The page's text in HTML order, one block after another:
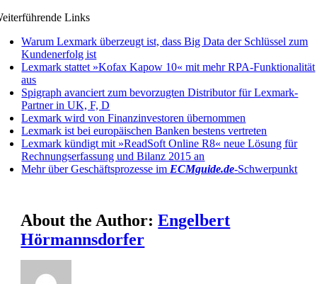
Links
Warum Lexmark überzeugt ist, dass Big Data der Schlüssel zum
Kundenerfolg ist
Lexmark stattet »Kofax Kapow 10« mit mehr RPA-Funktionalität
aus
Spigraph avanciert zum bevorzugten Distributor für Lexmark-
Partner in UK, F, D
Lexmark wird von Finanzinvestoren übernommen
Lexmark ist bei europäischen Banken bestens vertreten
Lexmark kündigt mit »ReadSoft Online R8« neue Lösung für
Rechnungserfassung und Bilanz 2015 an
Mehr über Geschäftsprozesse im ECMguide.de-Schwerpunkt
About the Author:Engelbert
Hörmannsdorfer